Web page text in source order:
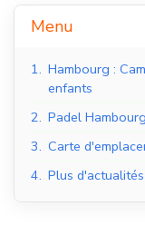
Menu
1. Hambourg :
enfants
2. Padel
3. Carte
4. Plus